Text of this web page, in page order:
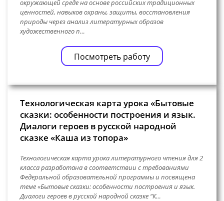
окружающей среде на основе российских традиционных
ценностей, навыков охраны, защиты, восстановления
природы через анализ литературных образов
художественного п…
Посмотреть работу
Технологическая карта урока «Бытовые
сказки: особенности построения и язык.
Диалоги героев в русской народной
сказке «Каша из топора»
Технологическая карта урока литературного чтения для 2
класса разработана в соответствии с требованиями
Федеральной образовательной программы и посвящена
теме «Бытовые сказки: особенности построения и язык.
Диалоги героев в русской народной сказке “К…